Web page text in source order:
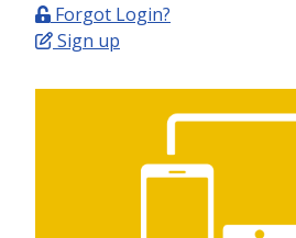
Forgot Login?
Sign up